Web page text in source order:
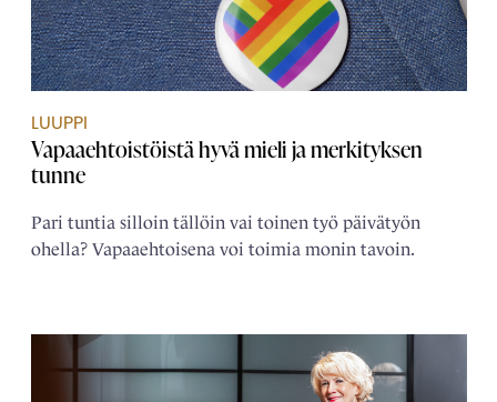
LUUPPI
Vapaaehtoistöistä hyvä mieli ja merkityksen
tunne
Pari tuntia silloin tällöin vai toinen työ päivätyön
ohella? Vapaaehtoisena voi toimia monin tavoin.